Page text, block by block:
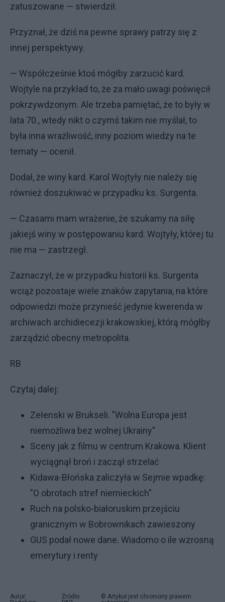
zatuszowane — stwierdził.
Przyznał, że dziś na pewne sprawy patrzy się z
innej perspektywy.
— Współcześnie ktoś mógłby zarzucić kard.
Wojtyle na przykład to, że za mało uwagi poświęcił
pokrzywdzonym. Ale trzeba pamiętać, że to były w
lata 70., wtedy nikt o czymś takim nie myślał, to
była inna wrażliwość, inny poziom wiedzy na te
tematy — ocenił.
Dodał, że winy kard. Karol Wojtyły nie należy się
również doszukiwać w przypadku ks. Surgenta.
— Czasami mam wrażenie, że szukamy na siłę
jakiejś winy w postępowaniu kard. Wojtyły, której tu
nie ma — zastrzegł.
Zaznaczył, że w przypadku historii ks. Surgenta
wciąż pozostaje wiele znaków zapytania, na które
odpowiedzi może przynieść jedynie kwerenda w
archiwach archidiecezji krakowskiej, którą mógłby
zarządzić obecny metropolita.
RB
Czytaj dalej:
Zełenski w Brukseli. "Wolna Europa jest
niemożliwa bez wolnej Ukrainy"
Sceny jak z filmu w centrum Krakowa. Klient
wyciągnął broń i zaczął strzelać
Kidawa-Błońska zaliczyła w Sejmie wpadkę:
"O obrotach stref niemieckich"
Ruch na polsko-białoruskim przejściu
granicznym w Bobrownikach zawieszony
GUS podał nowe dane. Wiadomo o ile wzrosną
emerytury i renty
Autor:
Źródło:
© Artykuł jest chroniony prawem